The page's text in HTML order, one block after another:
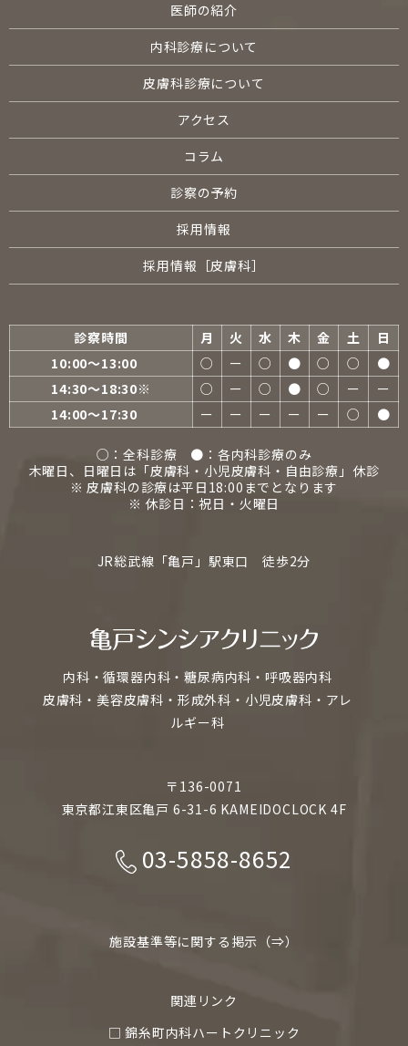
医師の紹介
内科診療について
皮膚科診療について
アクセス
コラム
診察の予約
採用情報
採用情報［皮膚科］
診察時間 月 火 水 木 金 土
日
10:00〜13:00
○ ー ○ ● ○ ○
●
14:30〜18:30※
○ ー ○ ● ○ ー
ー
14:00〜17:30
ー ー ー ー ー ○ ●
○：全科診療 ●：各内科診療のみ
木曜日、日曜日は「皮膚科・小児皮膚科・自由診療」休診
※ 皮膚科の診療は平日18:00までとなります
※ 休診日：祝日・火曜日
JR総武線「亀戸」駅東口 徒歩2分
内科・循環器内科・糖尿病内科・呼吸器内科
皮膚科・美容皮膚科・形成外科・小児皮膚科・アレ
ルギー科
〒136-0071
東京都江東区亀戸 6-31-6 KAMEIDOCLOCK 4F
03-5858-8652
施設基準等に関する掲示（⇒）
関連リンク
□ 錦糸町内科ハートクリニック